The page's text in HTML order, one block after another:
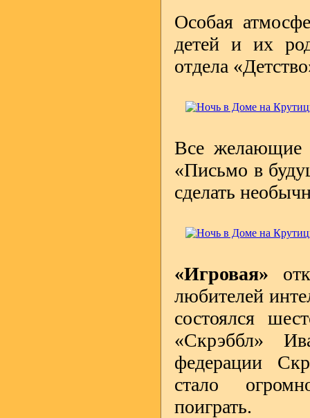
Особая
детей и их
отдела
Все желающие
«Письмо в
сделать
«Игровая»
любителей
состоялся
«Скрэббл»
федерации
стало
поиграть.